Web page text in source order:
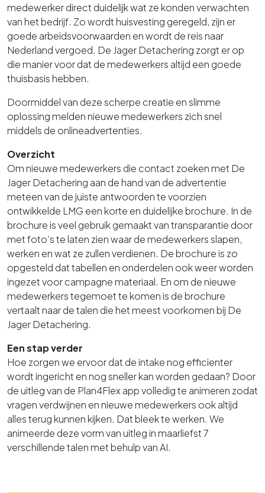
medewerker direct duidelijk wat zekonden verwachten
van het bedrijf. Zo wordt huisvesting geregeld, zijn er
goede arbeidsvoorwaarden en wordt de reis naar
Nederland vergoed. De Jager Detachering zorgt er op
die manier voor dat de medewerkers altijd een goede
thuisbasis hebben.
Doormiddel van deze scherpe creatie en slimme
oplossing melden nieuwe medewerkers zich snel
middels de onlineadvertenties.
Overzicht
Om nieuwe medewerkers die contact zoeken met De
Jager Detachering aan de hand van de advertentie
meteen van de juiste antwoorden te voorzien
ontwikkelde LMG een korte en duidelijke brochure. In de
brochure is veel gebruik gemaakt van transparantie door
met foto’s te laten zien waar de medewerkers slapen,
werken en wat ze zullen verdienen. De brochure is zo
opgesteld dat tabellen en onderdelen ook weer worden
ingezet voor campagne materiaal. En om de nieuwe
medewerkers tegemoet te komen is de brochure
vertaalt naar de talen die het meest voorkomen bij De
Jager Detachering.
Een stap verder
Hoe zorgen we ervoor dat de intake nog efficienter
wordt ingericht en nog sneller kan worden gedaan? Door
de uitleg van de Plan4Flex app volledig te animeren zodat
vragen verdwijnen en nieuwe medewerkers ook altijd
alles terug kunnen kijken. Dat bleek te werken. We
animeerde deze vorm van uitleg in maarliefst 7
verschillende talen met behulp van AI.